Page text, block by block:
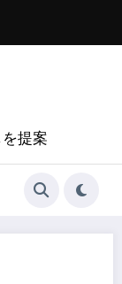
提案